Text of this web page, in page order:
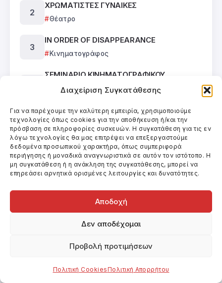
Διαχείριση Συγκατάθεσης
Για να παρέχουμε την καλύτερη εμπειρία, χρησιμοποιούμε
τεχνολογίες όπως cookies για την αποθήκευση ή/και την
πρόσβαση σε πληροφορίες συσκευών. Η συγκατάθεση για τις εν
λόγω τεχνολογίες θα μας επιτρέψει να επεξεργαστούμε
δεδομένα προσωπικού χαρακτήρα, όπως συμπεριφορά
περιήγησης ή μοναδικά αναγνωριστικά σε αυτόν τον ιστότοπο. Η
μη συγκατάθεση ή η ανάκληση της συγκατάθεσης, μπορεί να
επηρεάσει αρνητικά ορισμένες λειτουργίες και δυνατότητες.
Αποδοχή
Δεν αποδέχομαι
Προβολή προτιμήσεων
Πολιτική CookiesΠολιτική Απορρήτου
ΧΡΩΜΑΤΙΣΤΕΣ ΓΥΝΑΙΚΕΣ
Θέατρο
IN ORDER OF DISAPPEARANCE
Κινηματογράφος
ΣΕΜΙΝΑΡΙΟ ΚΙΝΗΜΑΤΟΓΡΑΦΙΚΟΥ
ΝΤΟΚΙΜΑΝΤΕΡ
Categories
Uncategorized Βιβλία Βίντεο
Θέατρο
Κινηματογράφος
Related Posts